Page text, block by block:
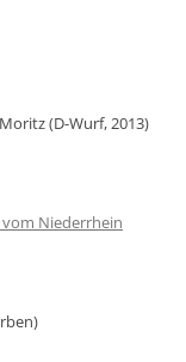
(D-Wurf, 2013)
Niederrhein